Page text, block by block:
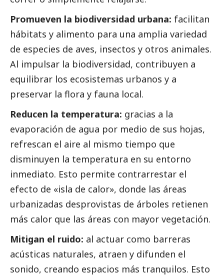
Promueven la biodiversidad urbana: facilitan
hábitats y alimento para una amplia variedad
de especies de aves, insectos y otros animales.
Al impulsar la biodiversidad, contribuyen a
equilibrar los ecosistemas urbanos y a
preservar la flora y fauna local.
Reducen la temperatura: gracias a la
evaporación de agua por medio de sus hojas,
refrescan el aire al mismo tiempo que
disminuyen la temperatura en su entorno
inmediato. Esto permite contrarrestar el
efecto de «isla de calor», donde las áreas
urbanizadas desprovistas de árboles retienen
más calor que las áreas con mayor vegetación.
Mitigan el ruido: al actuar como barreras
acústicas naturales, atraen y difunden el
sonido, creando espacios más tranquilos. Esto